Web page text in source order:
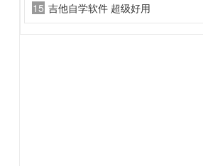
15 吉他自学软件 超级好用